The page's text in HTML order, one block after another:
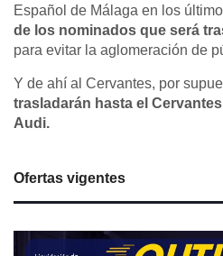
Español de Málaga en los
de los nominados que será
para evitar la aglomeración de
Y de ahí al Cervantes, por
trasladarán hasta el
Audi.
Ofertas vigentes